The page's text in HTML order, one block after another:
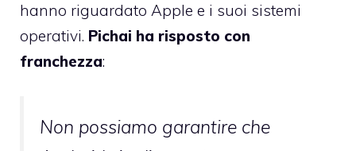
hanno riguardato Apple e i suoi sistemi
operativi. Pichai ha risposto con
franchezza:
Non possiamo garantire che